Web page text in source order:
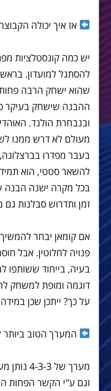
אז איך יכולה
יש כמה קונסטלציות
להסתגל למועדון.
שהוא ישחק הרבה
ההבנה שישחק בעיקר
ובנבחרת הולנד.
מעולם לא דרש ממנו
בעבר מפדרו
להשאר סטטי, הוא
בכל מקרה ישנה
זמן ותדרוש סבלנות גם
פנויה לחלוטין. אבל
בעיה, בייחוד ששותפו
דוגמה ומופת למשחק
על כך? ייתכן שכן במידה
המערך הטוב ביותר
מערך של
וגם ע"י הקשר הפחות